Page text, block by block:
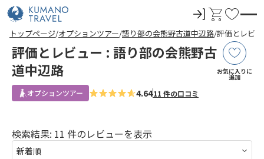
ロ
グ
イ
ン
カ
ー
ト
お
気
に
入
り
トップページ オプションツアー 語り部の会熊野古道中辺路 評価とレビ
評価とレビュー : 語り部の会熊野古
道中辺路
お気に入りに
追加
オプションツアー 4.6411 件の口コミ
検索結果: 11 件のレビューを表示